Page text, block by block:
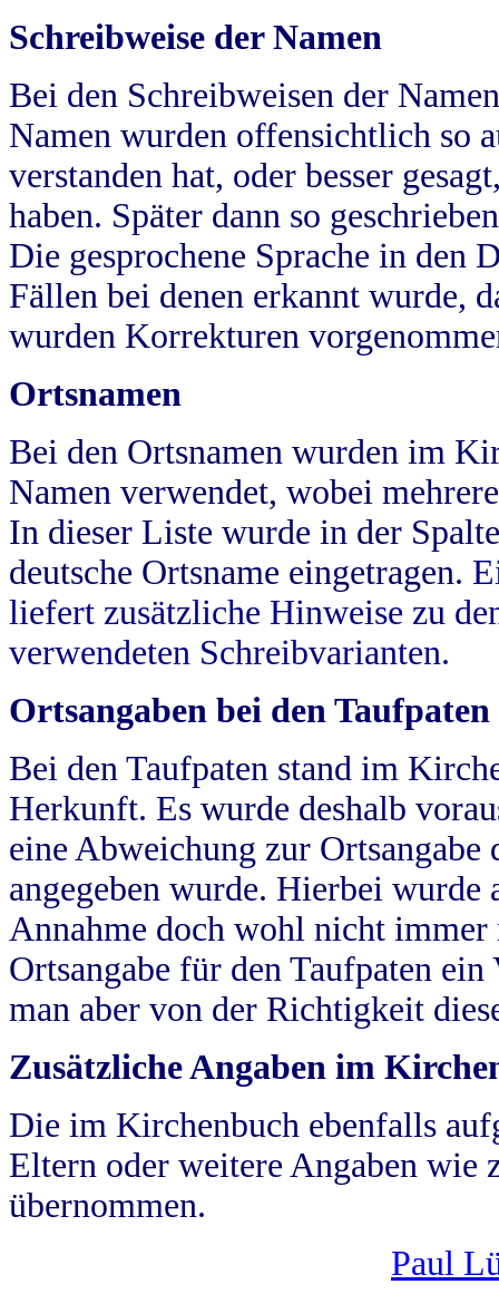
Schreibweise der Namen
Bei den Schreibweisen der
Namen wurden offensichtlich so
verstanden hat, oder besser
haben. Später dann so
Die gesprochene Sprache in
Fällen bei denen erkannt wurde,
wurden Korrekturen
Ortsnamen
Bei den Ortsnamen wurden im
Namen verwendet, wobei
In dieser Liste wurde in der
deutsche Ortsname eingetragen.
liefert zusätzliche Hinweise zu
verwendeten Schreibvarianten.
Ortsangaben bei den Taufpaten
Bei den Taufpaten stand im
Herkunft. Es wurde deshalb
eine Abweichung zur
angegeben wurde. Hierbei wurde
Annahme doch wohl nicht
Ortsangabe für den Taufpaten
man aber von der Richtigkeit
Zusätzliche Angaben im
Die im Kirchenbuch ebenfalls
Eltern oder weitere Angaben wie
übernommen.
Paul